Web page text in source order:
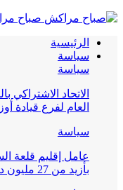
صباح
الرئيسية
سياسة
سياسة
الاتحاد الاشتراكي
العام لفرع قيادة
سياسة
عامل إقليم قلعة
بأزيد من 27 مليون درهم احتفاءً…